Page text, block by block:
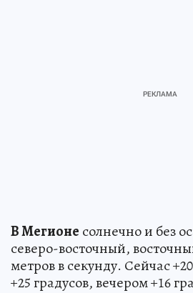
В Мегионе солнечно и без
северо-восточный,
метров в секунду. Сейчас
+25 градусов, вечером +16